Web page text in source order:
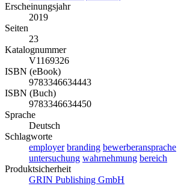
Erscheinungsjahr
2019
Seiten
23
Katalognummer
V1169326
ISBN (eBook)
9783346634443
ISBN (Buch)
9783346634450
Sprache
Deutsch
Schlagworte
employer branding bewerberansprache
untersuchung wahrnehmung bereich
Produktsicherheit
GRIN Publishing GmbH